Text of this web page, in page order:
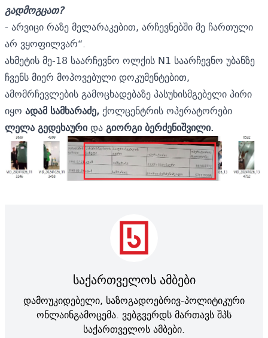
გადმოგცათ?
- არვიცი რაზე მელარაკებით, არჩევნებში მე ჩართული
არ ვყოფილვარ“.
ახმეტის მე-18 საარჩევნო ოლქის N1 საარჩევნო უბანზე
ჩვენს მიერ მოპოვებული დოკუმენტებით,
ამომრჩევლების გამოცხადებაზე პასუხისმგებელი პირი
იყო ადამ სამხარაძე,ქოლცენტრის ოპერატორები
ლელა გედეხაურიდაგიორგი ბერძენიშვილი.
საქართველოს ამბები
დამოუკიდებელი, საზოგადოებრივ-პოლიტიკური
ონლაინგამოცემა. ვებგვერდს მართავს შპს
საქართველოს ამბები.